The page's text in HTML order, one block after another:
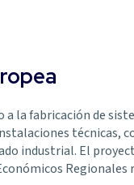
a la fabricación de
técnicas,
industrial. El
Regionales